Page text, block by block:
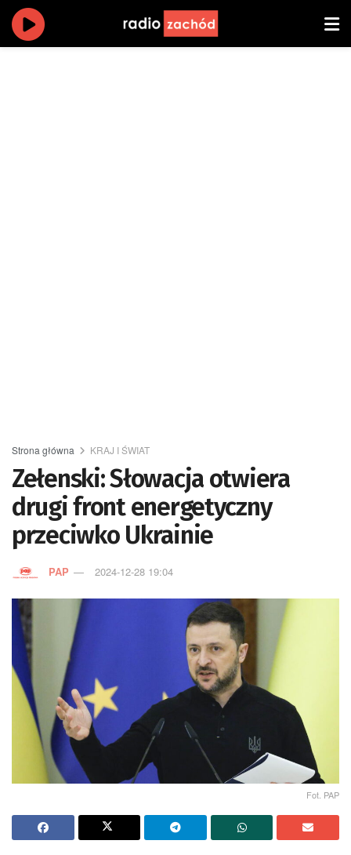
Strona główna KRAJ I ŚWIAT
Zełenski: Słowacja otwiera
drugi front energetyczny
przeciwko Ukrainie
PAP 2024-12-28 19:04
Fot. PAP